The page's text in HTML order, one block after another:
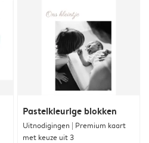
Pastelkleurige blokken
Uitnodigingen | Premium kaart
met keuze uit 3